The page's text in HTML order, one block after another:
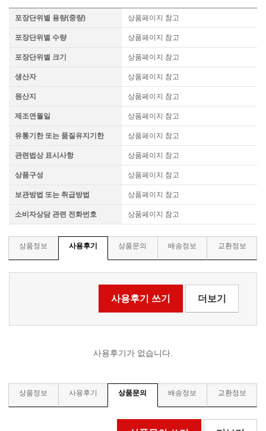
포장단위별 용량(중량) 상품페이지 참고
포장단위별 수량 상품페이지 참고
포장단위별 크기 상품페이지 참고
생산자 상품페이지 참고
원산지 상품페이지 참고
제조연월일 상품페이지 참고
유통기한 또는 품질유지기한 상품페이지 참고
관련법상 표시사항 상품페이지 참고
상품구성 상품페이지 참고
보관방법 또는 취급방법 상품페이지 참고
소비자상담 관련 전화번호 상품페이지 참고
상품정보 사용후기 상품문의 배송정보 교환정보
사용후기 쓰기 더보기
사용후기가 없습니다.
상품정보 사용후기 상품문의 배송정보 교환정보